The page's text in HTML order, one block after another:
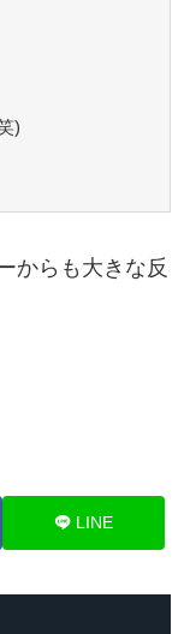
)
からも大きな反
LINE